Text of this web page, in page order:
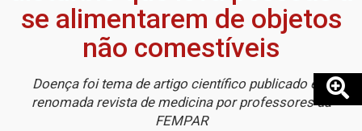
se alimentarem de objetos
não comestíveis
Doença foi tema de artigo científico publicado em
renomada revista de medicina por professores da
FEMPAR